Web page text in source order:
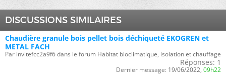
DISCUSSIONS SIMILAIRES
Chaudière granule bois pellet bois déchiqueté EKOGREN et
METAL FACH
Par invitefcc2a9f6 dans le forum Habitat bioclimatique, isolation et chauffage
Réponses: 1
Dernier message: 19/06/2022, 09h22